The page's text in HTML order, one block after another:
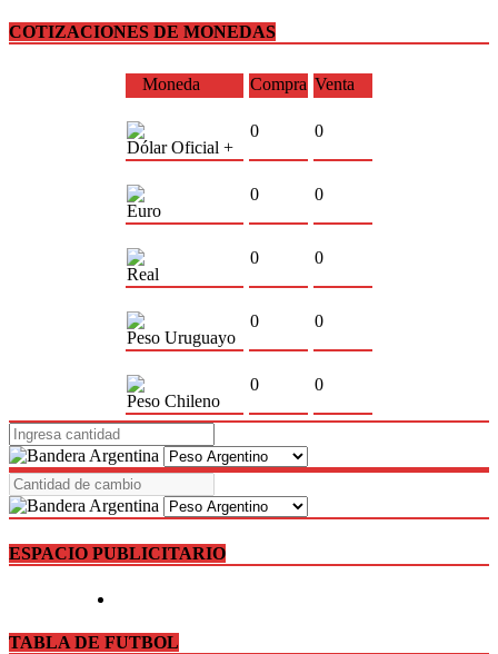
COTIZACIONES DE MONEDAS
Moneda Compra Venta
Dólar Oficial +
0 0
Euro
0 0
Real
0 0
Peso Uruguayo
0 0
Peso Chileno
0 0
ESPACIO PUBLICITARIO
TABLA DE FUTBOL